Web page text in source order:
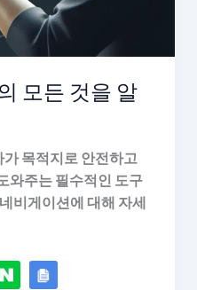
모든 것을 알
목적지로 안전하고
와주는 필수적인 도구
비게이션에 대해 자세